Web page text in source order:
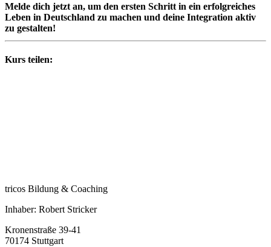
Melde dich jetzt an, um den ersten Schritt in ein erfolgreiches
Leben in Deutschland zu machen und deine Integration aktiv
zu gestalten!
Kurs teilen:
tricos Bildung & Coaching
Inhaber: Robert Stricker
Kronenstraße 39-41
70174 Stuttgart